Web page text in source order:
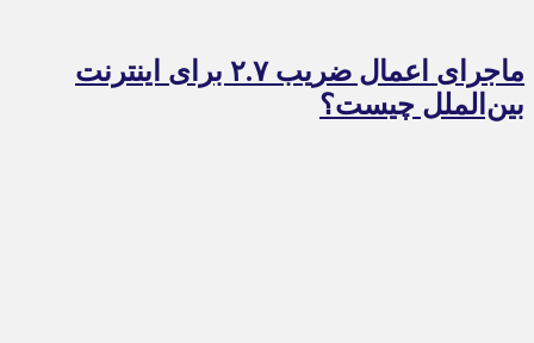
ماجرای اعمال ضریب ۲.۷ برای اینترنت
بین‌الملل چیست؟